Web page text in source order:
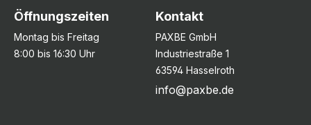
Öffnungszeiten
Montag bis Freitag
8:00 bis 16:30 Uhr
Kontakt
PAXBE GmbH
Industriestraße 1
63594 Hasselroth
info@paxbe.de